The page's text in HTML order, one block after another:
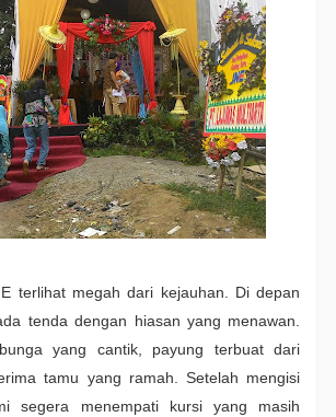
terlihat megah dari kejauhan. Di depan
tenda dengan hiasan yang menawan.
yang cantik, payung terbuat dari
tamu yang ramah. Setelah mengisi
segera menempati kursi yang masih